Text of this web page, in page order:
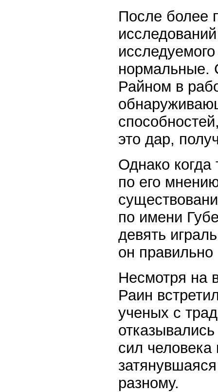
После более
нормальные.
Райном в
это дар,
Однако когда
по его
по имени
девять
он правильно
Несмотря на
Раин
ученых с
сил
разному.